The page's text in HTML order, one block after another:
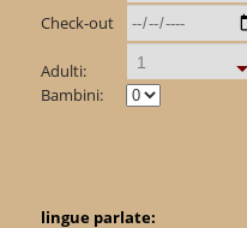
Check-out
Adulti: 1
Bambini:
lingue parlate: